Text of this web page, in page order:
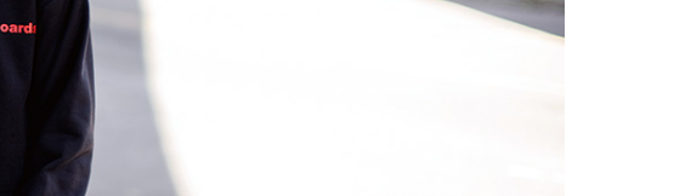
３．未成年的使用者請事先徵得法定代理人或監護人之同意方可使用
「AFTEE先享後付」，若未經同意申辦者引起之損失，本公司不負相關責
任。
４．使用「AFTEE先享後付」時，將依據個別帳號之用戶狀況，依本公司
即時審查核予不同之上限額度；若仍有額度不足之情形，本公司將視審查
結果請求用戶進行身份認證。
５．嚴禁一人註冊多個帳號或使用他人資訊註冊。若發現惡意使用之情
形，恩沛科技股份有限公司將有權停止該用戶之使用額度並採取法律行
動。